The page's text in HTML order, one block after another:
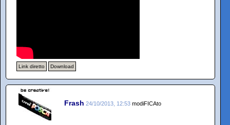
Link diretto Download
Frash 24/10/2013, 12:53 modiFICAto